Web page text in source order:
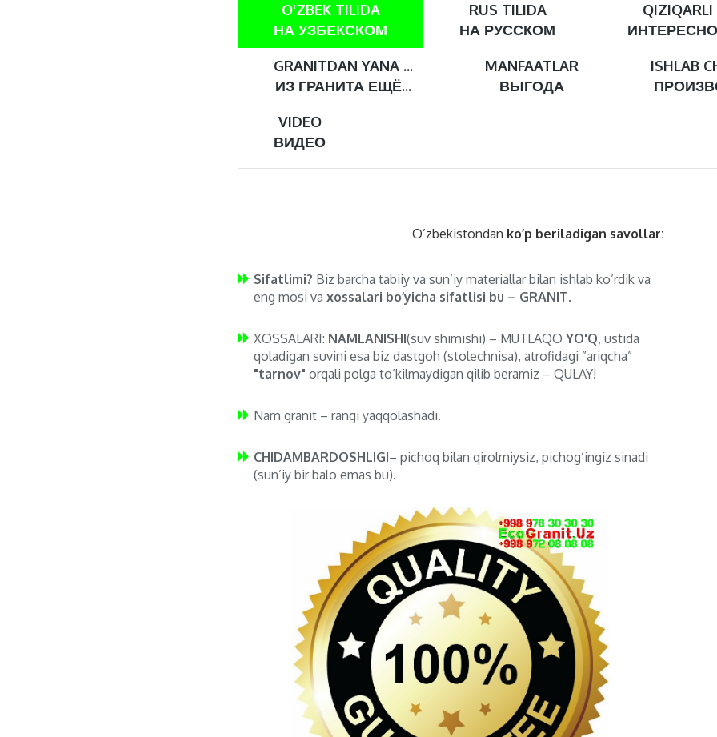
O'ZBEK TILIDA
НА УЗБЕКСКОМ
RUS TILIDA
НА РУССКОМ
QIZIQARLI
GRANITDAN YANA ...
ИЗ ГРАНИТА ЕЩЁ...
MANFAATLAR
ВЫГОДА
ISHLAB
VIDEO
ВИДЕО
O’zbekistondan ko’p beriladigan savollar:
Sifatlimi? Biz barcha tabiiy va sun’iy materiallar bilan ishlab ko’rdik va
eng mosi va xossalari bo’yicha sifatlisi bu – GRANIT.
XOSSALARI: NAMLANISHI(suv shimishi) – MUTLAQO YO'Q, ustida
qoladigan suvini esa biz dastgoh (stolechnisa), atrofidagi ”ariqcha”
"tarnov" orqali polga to’kilmaydigan qilib beramiz – QULAY!
Nam granit – rangi yaqqolashadi.
CHIDAMBARDOSHLIGI– pichoq bilan qirolmiysiz, pichog’ingiz sinadi
(sun’iy bir balo emas bu).